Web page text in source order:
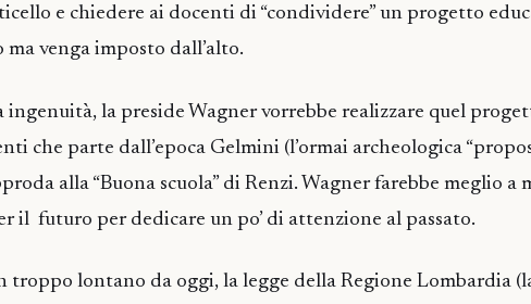
e chiedere ai docenti di “condividere” un progetto
ma venga imposto dall’alto.
ingenuità, la preside Wagner vorrebbe realizzare quel
che parte dall’epoca Gelmini (l’ormai archeologica
alla “Buona scuola” di Renzi. Wagner farebbe meglio a
il futuro per dedicare un po’ di attenzione al passato.
troppo lontano da oggi, la legge della Regione Lombardia